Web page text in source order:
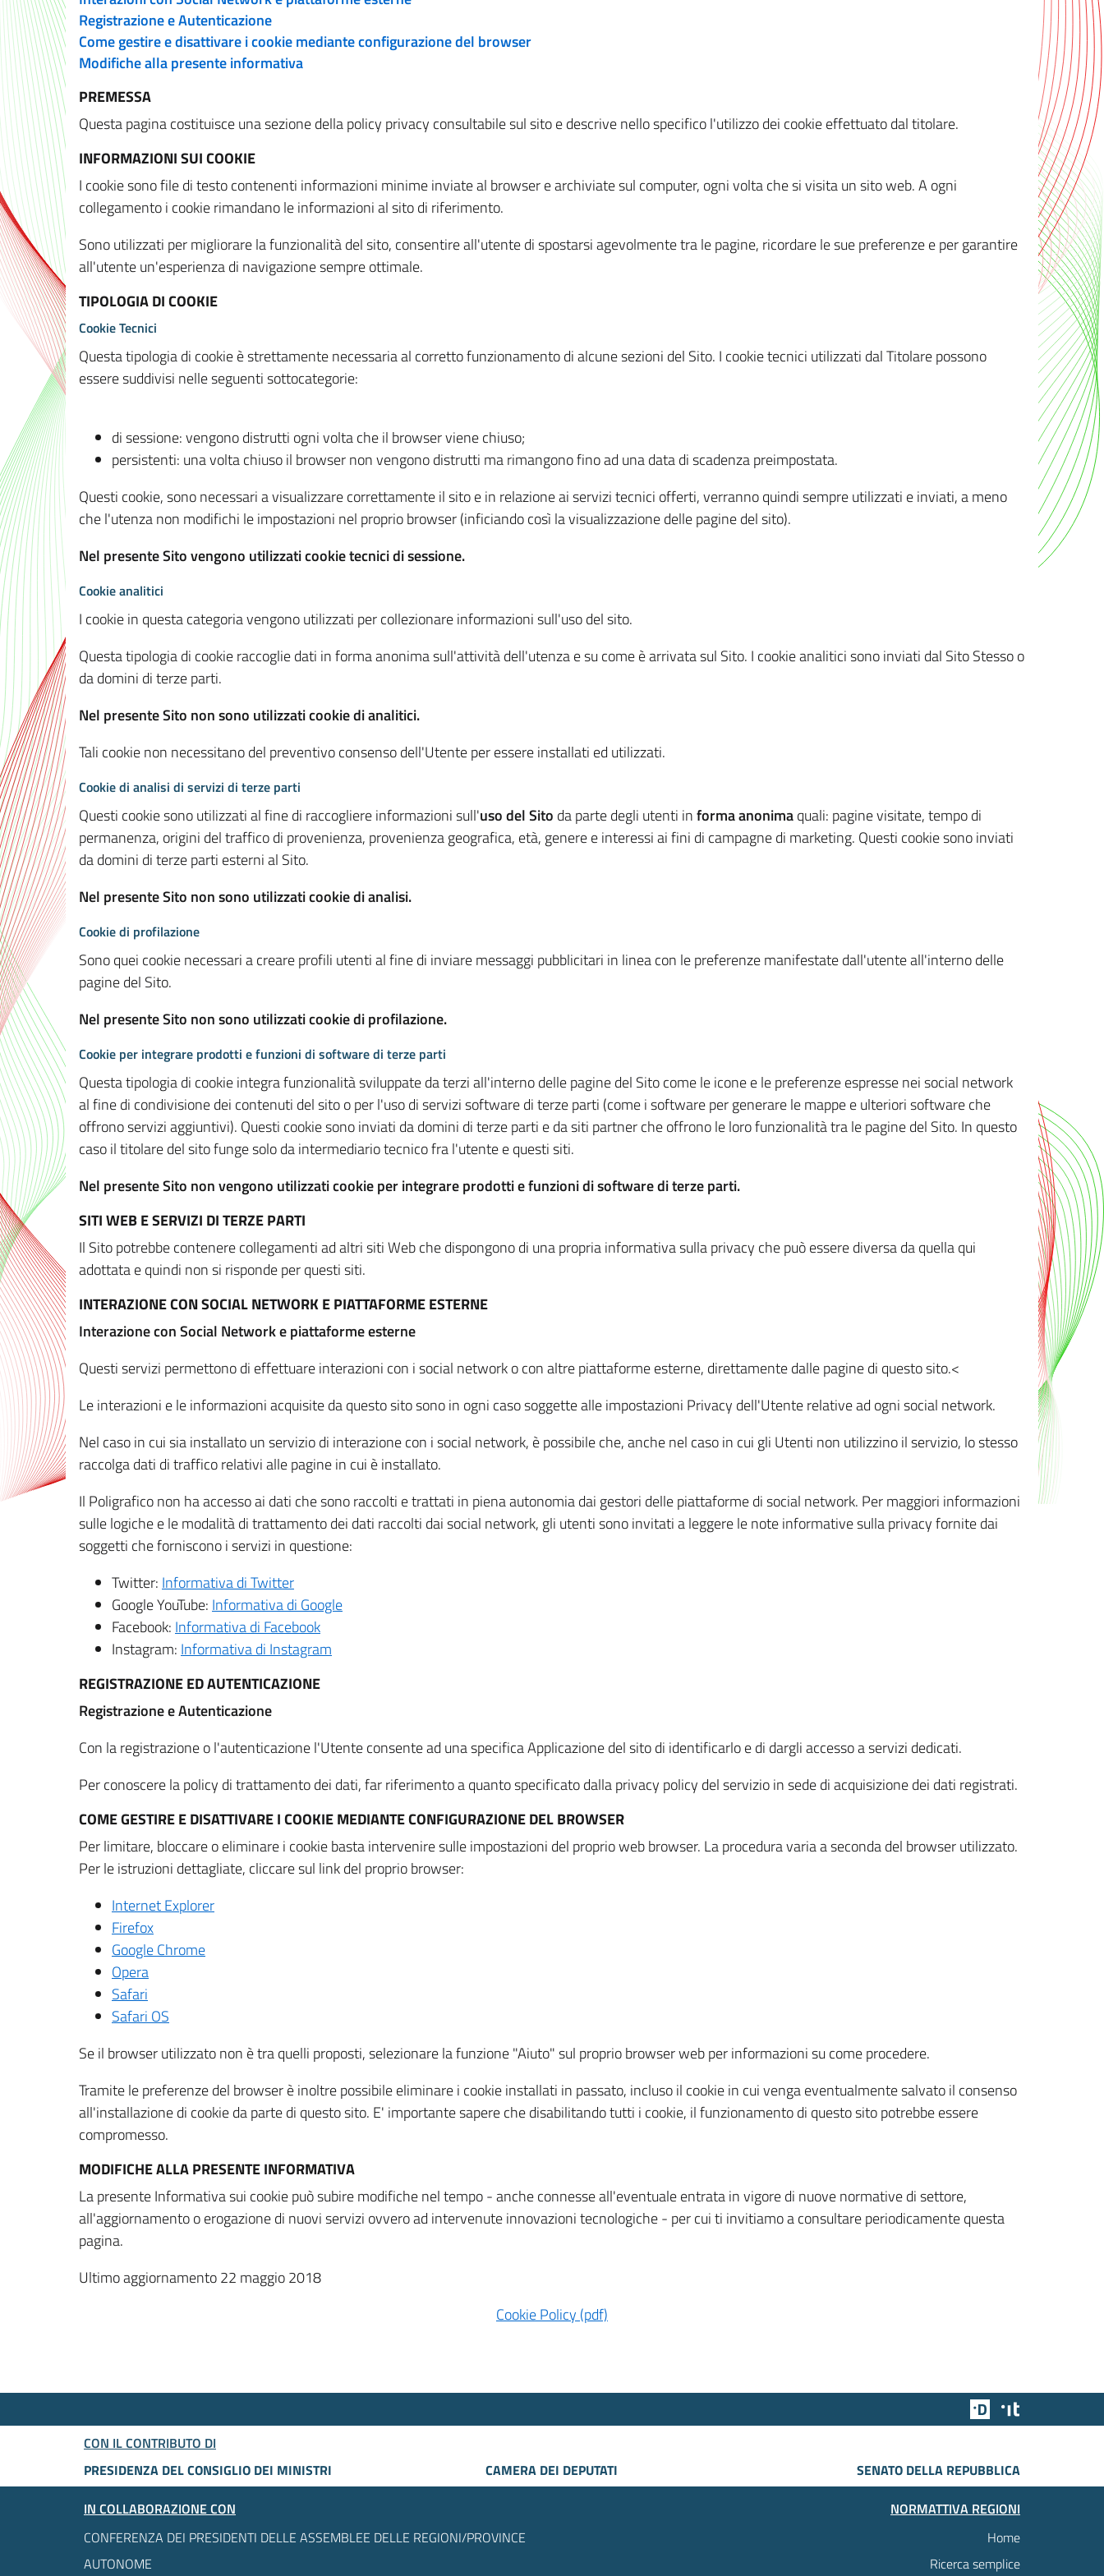
Registrazione e Autenticazione
Come gestire e disattivare i cookie mediante configurazione del browser
Modifiche alla presente informativa
PREMESSA
Questa pagina costituisce una sezione della policy privacy consultabile sul sito e descrive nello specifico l'utilizzo dei cookie effettuato dal titolare.
INFORMAZIONI SUI COOKIE
I cookie sono file di testo contenenti informazioni minime inviate al browser e archiviate sul computer, ogni volta che si visita un sito web. A ogni
collegamento i cookie rimandano le informazioni al sito di riferimento.
Sono utilizzati per migliorare la funzionalità del sito, consentire all'utente di spostarsi agevolmente tra le pagine, ricordare le sue preferenze e per garantire
all'utente un'esperienza di navigazione sempre ottimale.
TIPOLOGIA DI COOKIE
Cookie Tecnici
Questa tipologia di cookie è strettamente necessaria al corretto funzionamento di alcune sezioni del Sito. I cookie tecnici utilizzati dal Titolare possono
essere suddivisi nelle seguenti sottocategorie:
di sessione: vengono distrutti ogni volta che il browser viene chiuso;
persistenti: una volta chiuso il browser non vengono distrutti ma rimangono fino ad una data di scadenza preimpostata.
Questi cookie, sono necessari a visualizzare correttamente il sito e in relazione ai servizi tecnici offerti, verranno quindi sempre utilizzati e inviati, a meno
che l'utenza non modifichi le impostazioni nel proprio browser (inficiando così la visualizzazione delle pagine del sito).
Nel presente Sito vengono utilizzati cookie tecnici di sessione.
Cookie analitici
I cookie in questa categoria vengono utilizzati per collezionare informazioni sull'uso del sito.
Questa tipologia di cookie raccoglie dati in forma anonima sull'attività dell'utenza e su come è arrivata sul Sito. I cookie analitici sono inviati dal Sito Stesso o
da domini di terze parti.
Nel presente Sito non sono utilizzati cookie di analitici.
Tali cookie non necessitano del preventivo consenso dell'Utente per essere installati ed utilizzati.
Cookie di analisi di servizi di terze parti
Questi cookie sono utilizzati al fine di raccogliere informazioni sull'uso del Sito da parte degli utenti informa anonimaquali: pagine visitate, tempo di
permanenza, origini del traffico di provenienza, provenienza geografica, età, genere e interessi ai fini di campagne di marketing. Questi cookie sono inviati
da domini di terze parti esterni al Sito.
Nel presente Sito non sono utilizzati cookie di analisi.
Cookie di profilazione
Sono quei cookie necessari a creare profili utenti al fine di inviare messaggi pubblicitari in linea con le preferenze manifestate dall'utente all'interno delle
pagine del Sito.
Nel presente Sito non sono utilizzati cookie di profilazione.
Cookie per integrare prodotti e funzioni di software di terze parti
Questa tipologia di cookie integra funzionalità sviluppate da terzi all'interno delle pagine del Sito come le icone e le preferenze espresse nei social network
al fine di condivisione dei contenuti del sito o per l'uso di servizi software di terze parti (come i software per generare le mappe e ulteriori software che
offrono servizi aggiuntivi). Questi cookie sono inviati da domini di terze parti e da siti partner che offrono le loro funzionalità tra le pagine del Sito. In questo
caso il titolare del sito funge solo da intermediario tecnico fra l'utente e questi siti.
Nel presente Sito non vengono utilizzati cookie per integrare prodotti e funzioni di software di terze parti.
SITI WEB E SERVIZI DI TERZE PARTI
Il Sito potrebbe contenere collegamenti ad altri siti Web che dispongono di una propria informativa sulla privacy che può essere diversa da quella qui
adottata e quindi non si risponde per questi siti.
INTERAZIONE CON SOCIAL NETWORK E PIATTAFORME ESTERNE
Interazione con Social Network e piattaforme esterne
Questi servizi permettono di effettuare interazioni con i social network o con altre piattaforme esterne, direttamente dalle pagine di questo sito.<
Le interazioni e le informazioni acquisite da questo sito sono in ogni caso soggette alle impostazioni Privacy dell'Utente relative ad ogni social network.
Nel caso in cui sia installato un servizio di interazione con i social network, è possibile che, anche nel caso in cui gli Utenti non utilizzino il servizio, lo stesso
raccolga dati di traffico relativi alle pagine in cui è installato.
Il Poligrafico non ha accesso ai dati che sono raccolti e trattati in piena autonomia dai gestori delle piattaforme di social network. Per maggiori informazioni
sulle logiche e le modalità di trattamento dei dati raccolti dai social network, gli utenti sono invitati a leggere le note informative sulla privacy fornite dai
soggetti che forniscono i servizi in questione:
Twitter: Informativa di Twitter
Google YouTube: Informativa di Google
Facebook: Informativa di Facebook
Instagram: Informativa di Instagram
REGISTRAZIONE ED AUTENTICAZIONE
Registrazione e Autenticazione
Con la registrazione o l'autenticazione l'Utente consente ad una specifica Applicazione del sito di identificarlo e di dargli accesso a servizi dedicati.
Per conoscere la policy di trattamento dei dati, far riferimento a quanto specificato dalla privacy policy del servizio in sede di acquisizione dei dati registrati.
COME GESTIRE E DISATTIVARE I COOKIE MEDIANTE CONFIGURAZIONE DEL BROWSER
Per limitare, bloccare o eliminare i cookie basta intervenire sulle impostazioni del proprio web browser. La procedura varia a seconda del browser utilizzato.
Per le istruzioni dettagliate, cliccare sul link del proprio browser:
Internet Explorer
Firefox
Google Chrome
Opera
Safari
Safari OS
Se il browser utilizzato non è tra quelli proposti, selezionare la funzione "Aiuto" sul proprio browser web per informazioni su come procedere.
Tramite le preferenze del browser è inoltre possibile eliminare i cookie installati in passato, incluso il cookie in cui venga eventualmente salvato il consenso
all'installazione di cookie da parte di questo sito. E' importante sapere che disabilitando tutti i cookie, il funzionamento di questo sito potrebbe essere
compromesso.
MODIFICHE ALLA PRESENTE INFORMATIVA
La presente Informativa sui cookie può subire modifiche nel tempo - anche connesse all'eventuale entrata in vigore di nuove normative di settore,
all'aggiornamento o erogazione di nuovi servizi ovvero ad intervenute innovazioni tecnologiche - per cui ti invitiamo a consultare periodicamente questa
pagina.
Ultimo aggiornamento 22 maggio 2018
Cookie Policy (pdf)
Team Digitale
CON IL CONTRIBUTO DI
PRESIDENZA DEL CONSIGLIO DEI MINISTRI
CAMERA DEI DEPUTATI
SENATO DELLA REPUBBLICA
IN COLLABORAZIONE CON
CONFERENZA DEI PRESIDENTI DELLE ASSEMBLEE DELLE REGIONI/PROVINCE
AUTONOME
NORMATTIVA REGIONI
Home
Ricerca semplice